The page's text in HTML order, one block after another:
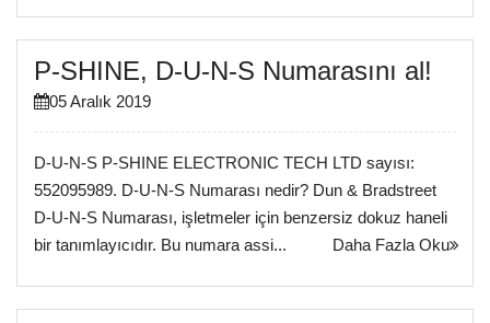
P-SHINE, D-U-N-S Numarasını al!
05 Aralık 2019
D-U-N-S P-SHINE ELECTRONIC TECH LTD sayısı:
552095989. D-U-N-S Numarası nedir? Dun & Bradstreet
D-U-N-S Numarası, işletmeler için benzersiz dokuz haneli
bir tanımlayıcıdır. Bu numara assi...
Daha Fazla Oku